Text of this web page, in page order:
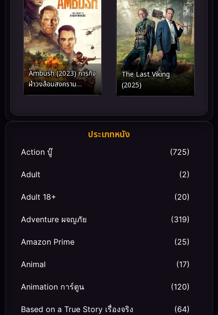
Ambush (2023) ภารกิจ
ฝ่าวงล้อมสงคราม
เวียดนาม
The Last Viking
(2025)
ประเภทหนัง
Action บู๊ (725)
Adult (2)
Adult 18+ (20)
Adventure ผจญภัย (319)
Amazon Prime (25)
Animal (17)
Animation การ์ตูน (120)
Based on a True Story เรื่องจริง (64)